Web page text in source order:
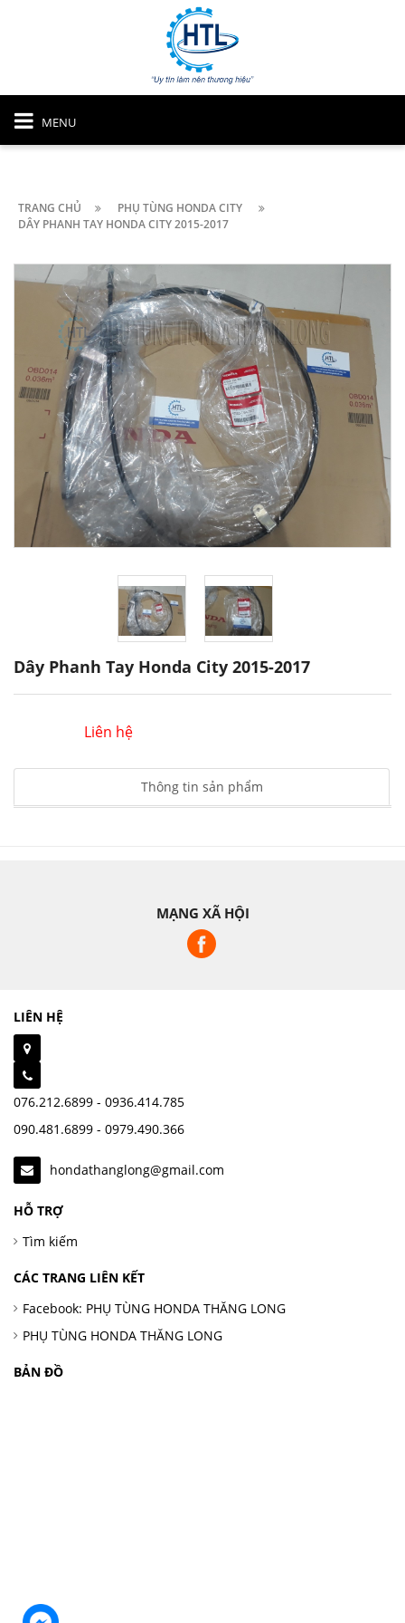
MENU
TRANG CHỦ
PHỤ TÙNG HONDA CITY
DÂY PHANH TAY HONDA CITY 2015-2017
Dây Phanh Tay Honda City 2015-2017
Liên hệ
Thông tin sản phẩm
MẠNG XÃ HỘI
LIÊN HỆ
076.212.6899 - 0936.414.785
090.481.6899 - 0979.490.366
hondathanglong@gmail.com
HỖ TRỢ
Tìm kiếm
CÁC TRANG LIÊN KẾT
Facebook: PHỤ TÙNG HONDA THĂNG LONG
PHỤ TÙNG HONDA THĂNG LONG
BẢN ĐỒ